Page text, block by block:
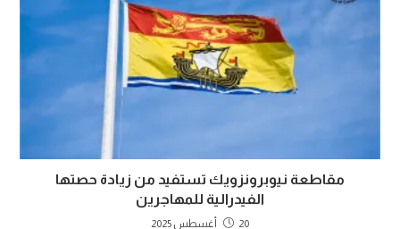
مقاطعة نيوبرونزويك تستفيد من زيادة حصتها
الفيدرالية للمهاجرين
20 أغسطس 2025